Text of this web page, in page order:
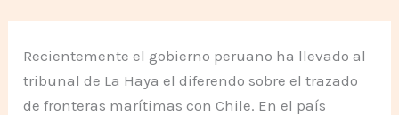
Recientemente el gobierno peruano ha llevado al
tribunal de La Haya el diferendo sobre el trazado
de fronteras marítimas con Chile. En el país